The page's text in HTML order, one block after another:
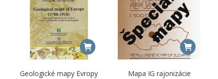
Geologické mapy Evropy
Mapa IG rajonizácie